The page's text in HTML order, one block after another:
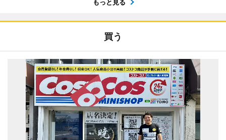
もっと見る
買う